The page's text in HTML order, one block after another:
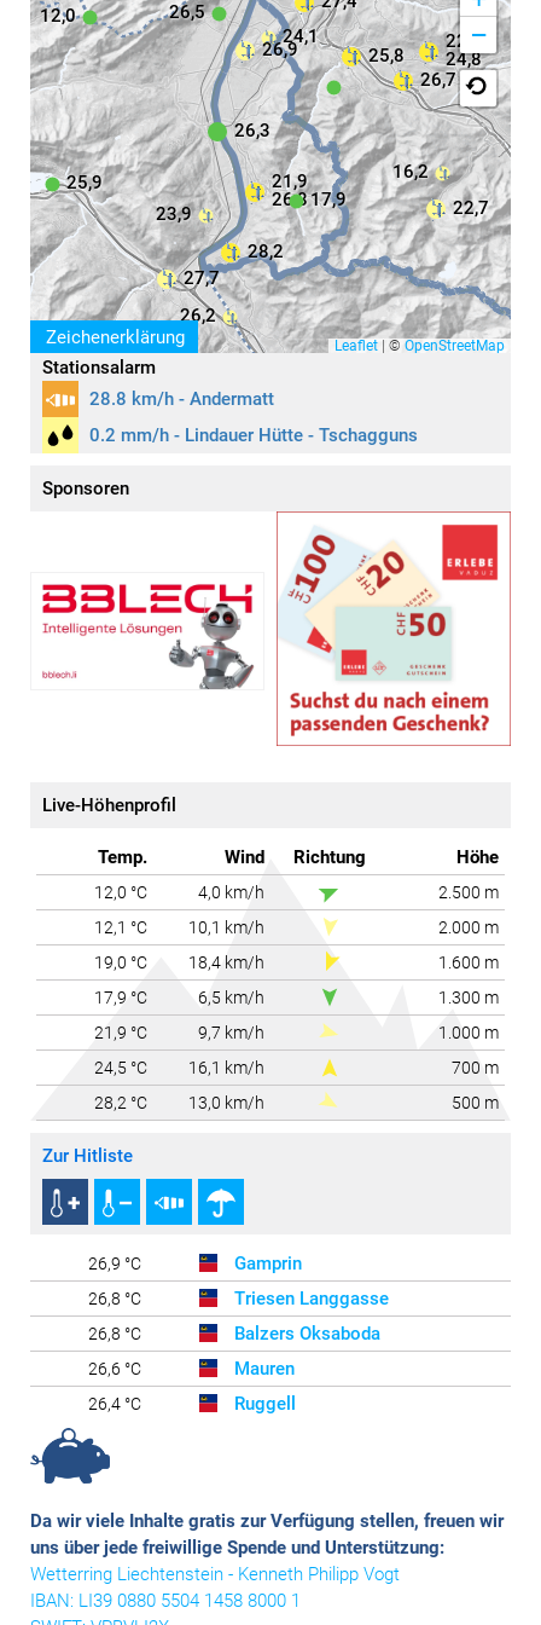
Zeichenerklärung
12,0
25,9
16,2
22,7
22,2
24,8
17,9
26,3
24,1
26,5
26,9
25,8
26,7
26,2
23,9
28,2
27,7
21,9
26,8
−
Leaflet © OpenStreetMap
Stationsalarm
28.8 km/h - Andermatt
0.2 mm/h - Lindauer Hütte - Tschagguns
stark
sehr stark
extrem stark
(km/h)
45 - 73
Regen
(mm)
0
0,1 - 2
2,1 - 6
Schneefall
0
0,1 - 0,6
0,7 - 1,5
© Wettering Vorarlberg
Sponsoren
(öffnet in neuem Tab)
Live-Höhenprofil
Temp. Wind Richtung Höhe
12,0 °C 4,0 km/h
2.500 m
12,1 °C
10,1 km/h
2.000 m
19,0 °C
18,4 km/h
1.600 m
17,9 °C
6,5 km/h
1.300 m
21,9 °C
9,7 km/h
1.000 m
24,5 °C
16,1 km/h
700 m
28,2 °C
13,0 km/h 500 m
Zur Hitliste
26,9 °C Gamprin
26,8 °C Triesen Langgasse
26,8 °C Balzers Oksaboda
26,6 °C Mauren
26,4 °C Ruggell
25,3 °C
24,2 °C
22,1 °C Triesenberg
18,1 °C Steg
Da wir viele Inhalte gratis zur Verfügung stellen, freuen wir
uns über jede freiwillige Spende und Unterstützung:
Wetterring Liechtenstein - Kenneth Philipp Vogt
IBAN: LI39 0880 5504 1458 8000 1